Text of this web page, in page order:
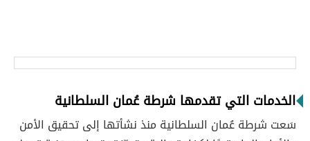
الخدمات التي تقدمها شرطة عُمان السلطانية
سَعت شرطة عُمان السلطانية منذ نشأتها إلى تحقيق الأمن